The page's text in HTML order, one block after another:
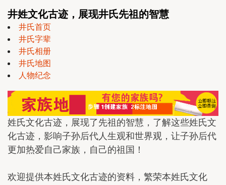
井姓文化古迹，展现井氏先祖的智慧
井氏首页
井氏字辈
井氏相册
井氏地图
人物纪念
姓氏文化古迹，展现了先祖的智慧，了解这些姓氏文
化古迹，影响子孙后代人生观和世界观，让子孙后代
更加热爱自己家族，自己的祖国！
欢迎提供本姓氏文化古迹的资料，繁荣本姓氏文化